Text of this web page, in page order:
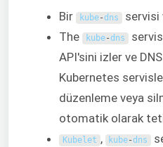
Bir kube-dns servisi
The
kube-dns
API'sini izler ve
Kubernetes
düzenleme veya
otomatik olarak
Kubelet , kube-dns